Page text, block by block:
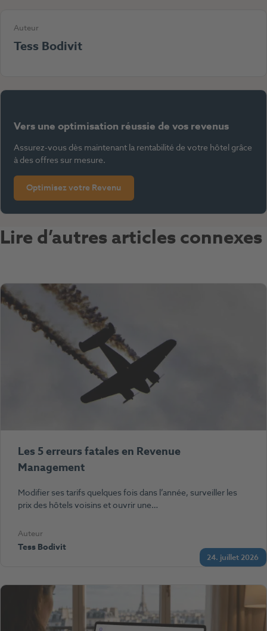
Auteur
Tess Bodivit
Vers une optimisation réussie de vos revenus
Assurez-vous dès maintenant la rentabilité de votre hôtel grâce
à des offres sur mesure.
Optimisez votre Revenu
Lire d’autres articles connexes
24. juillet 2026
Les 5 erreurs fatales en Revenue
Management
Modifier ses tarifs quelques fois dans l’année, surveiller les
prix des hôtels voisins et ouvrir une…
Auteur
Tess Bodivit